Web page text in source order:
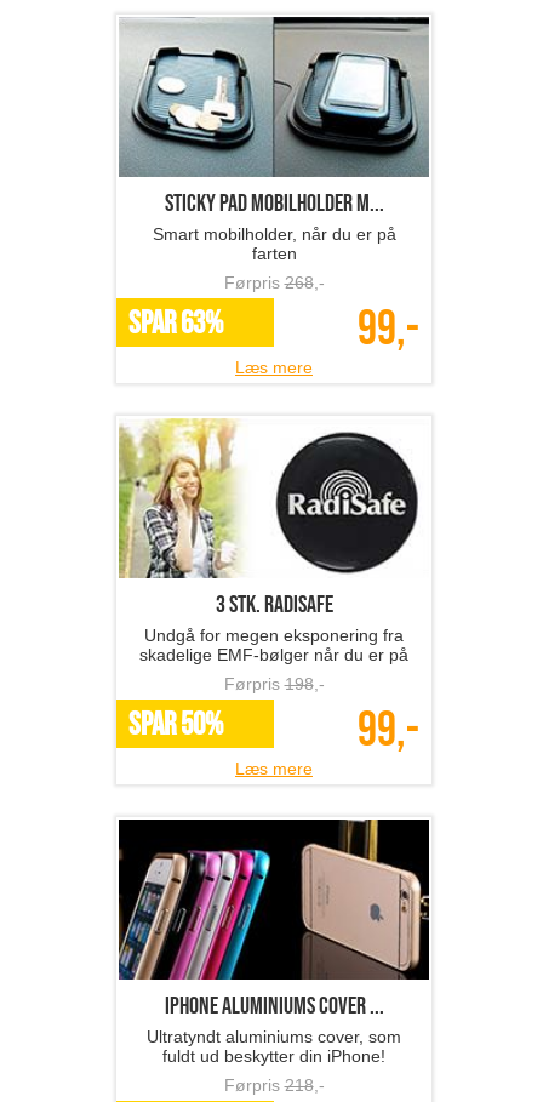
Sticky pad mobilholder m...
Smart mobilholder, når du er på
farten
Førpris268,-
SPAR 63% 99,-
Læs mere
3 stk. Radisafe
Undgå for megen eksponering fra
skadelige EMF-bølger når du er på
mobilen
Førpris198,-
SPAR 50% 99,-
Læs mere
iPhone aluminiums cover ...
Ultratyndt aluminiums cover, som
fuldt ud beskytter din iPhone!
Førpris218,-